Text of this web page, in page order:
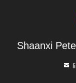
Shaanxi